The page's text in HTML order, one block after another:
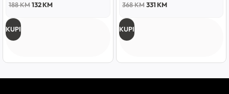
188KM132KM
KUPI
368KM 331KM
KUPI